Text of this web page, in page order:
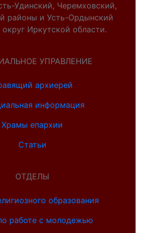
Удинский, Черемховский,
районы и Усть-Ордынский
Иркутской области.
УПРАВЛЕНИЕ
архиерей
информация
Храмы епархии
Статьи
ОТДЕЛЫ
образования
работе с молодежью